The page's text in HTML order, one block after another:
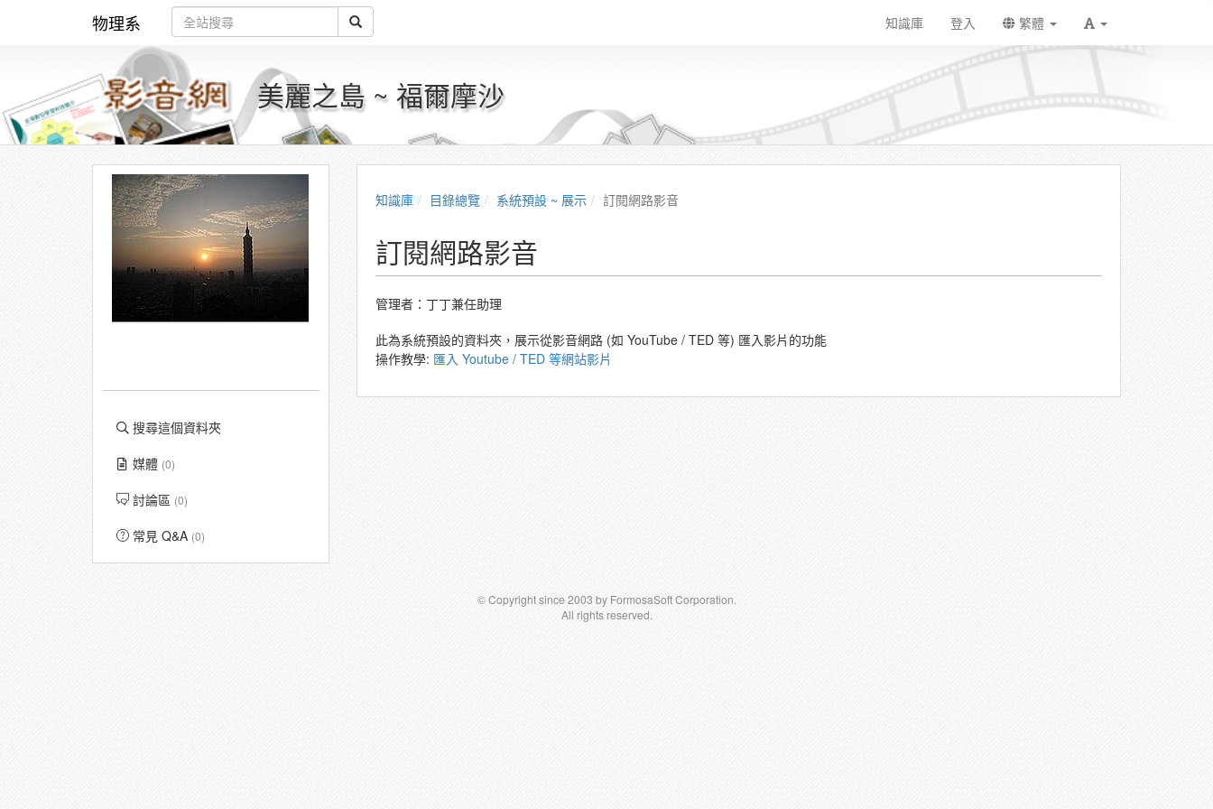
物理系 知識庫 登入 繁體
美麗之島 ~ 福爾摩沙
搜尋這個資料夾
媒體 (0)
討論區 (0)
常見 Q&A (0)
知識庫 目錄總覽 系統預設 ~ 展示 訂閱網路影音
訂閱網路影音
管理者： 丁丁兼任助理
此為系統預設的資料夾，展示從影音網路 (如 YouTube / TED 等) 匯入影片的功能
操作教學: 匯入 Youtube / TED 等網站影片
© Copyright since 2003 by FormosaSoft Corporation.
All rights reserved.